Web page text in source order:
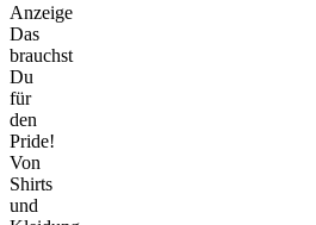
Anzeige
Das
brauchst
Du
für
den
Pride!
Von
Shirts
und